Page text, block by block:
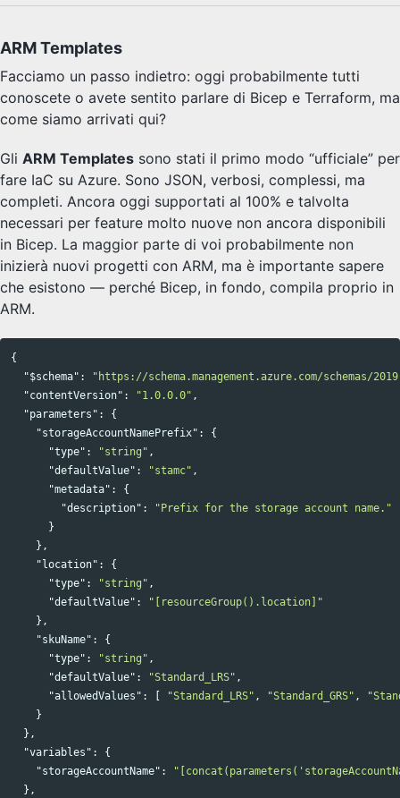
ARM Templates
Facciamo un passo indietro: oggi probabilmente tutti
conoscete o avete sentito parlare di Bicep e Terraform, ma
come siamo arrivati qui?
Gli ARM Templates sono stati il primo modo “ufficiale” per
fare IaC su Azure. Sono JSON, verbosi, complessi, ma
completi. Ancora oggi supportati al 100% e talvolta
necessari per feature molto nuove non ancora disponibili
in Bicep. La maggior parte di voi probabilmente non
inizierà nuovi progetti con ARM, ma è importante sapere
che esistono — perché Bicep, in fondo, compila proprio in
ARM.
{
"$schema" :
"https://schema.management.azure.com/schemas/
"contentVersion" : "1.0.0.0" ,
"parameters" :
{
"storageAccountNamePrefix" :
{
"type" : "string" ,
"defaultValue" : "stamc" ,
"metadata" :
{
"description" :
"Prefix for the storage account name."
}
},
"location" :
{
"type" : "string" ,
"defaultValue" :
"[resourceGroup().location]"
},
"skuName" :
{
"type" : "string" ,
"defaultValue" : "Standard_LRS" ,
"allowedValues" : "Standard_LRS" , "Standard_GRS" ,
}
},
"variables" :
{
"storageAccountName" :
},